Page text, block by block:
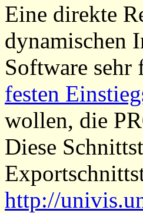
Eine direkte
dynamischen
Software
festen
wollen, die
Diese
http://